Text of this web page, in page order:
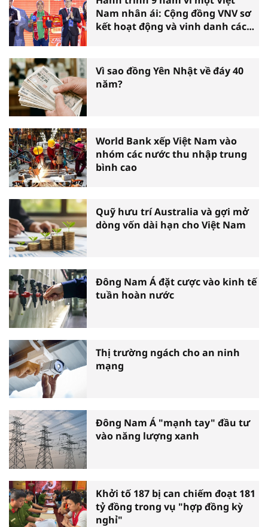
Nam nhân ái: Cộng đồng VNV sơ
kết hoạt động và vinh danh các
Vì sao đồng Yên Nhật về đáy 40
năm?
World Bank xếp Việt Nam vào
nhóm các nước thu nhập trung
bình cao
Quỹ hưu trí Australia và gợi mở
dòng vốn dài hạn cho Việt Nam
Đông Nam Á đặt cược vào kinh tế
tuần hoàn nước
Thị trường ngách cho an ninh
mạng
Đông Nam Á "mạnh tay" đầu tư
vào năng lượng xanh
Khởi tố 187 bị can chiếm đoạt 181
tỷ đồng trong vụ "hợp đồng kỳ
nghỉ"